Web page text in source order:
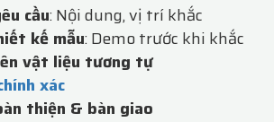
cầu: Nội dung, vị trí khắc
kế mẫu: Demo trước khi khắc
vật liệu tương tự
xác
thiện & bàn giao